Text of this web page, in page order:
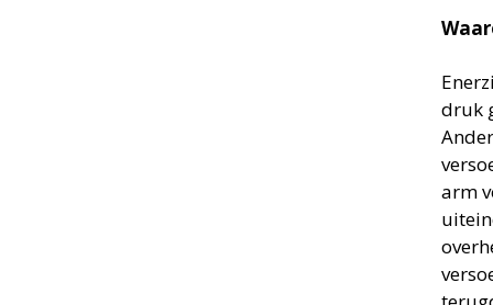
druk
arm